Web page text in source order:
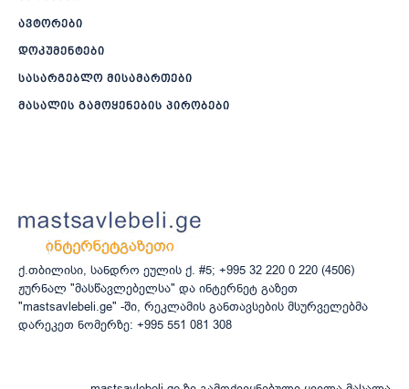
ავტორები
დოკუმენტები
სასარგებლო მისამართები
მასალის გამოყენების პირობები
ქ.თბილისი, სანდრო ეულის ქ. #5; +995 32 220 0 220 (4506)
ჟურნალ "მასწავლებელსა" და ინტერნეტ გაზეთ
"mastsavlebeli.ge" -ში, რეკლამის განთავსების მსურველებმა
დარეკეთ ნომერზე: +995 551 081 308